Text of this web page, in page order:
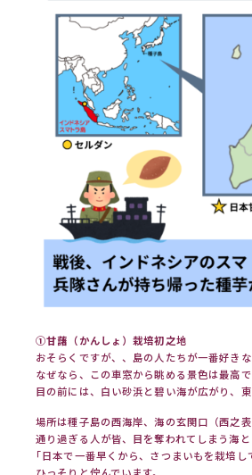
①甘藷（かんしょ）栽培初之地
おそらくですが、、島の人たちが一番好きな
なぜなら、この車窓から眺める景色は最高
目の前には、白い砂浜と碧い海が広がり、
場所は種子島の西海岸、海の玄関口（西之
通り過ぎる人が皆、目を奪われてしまう海と
｢日本で一番早くから、さつまいもを栽培し